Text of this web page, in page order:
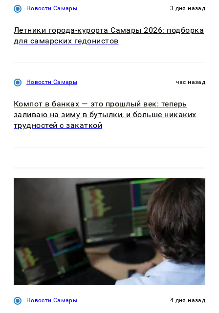
Новости Самары 3 дня назад
Летники города-курорта Самары 2026: подборка
для самарских гедонистов
Новости Самары час назад
Компот в банках — это прошлый век: теперь
заливаю на зиму в бутылки, и больше никаких
трудностей с закаткой
Новости Самары 4 дня назад